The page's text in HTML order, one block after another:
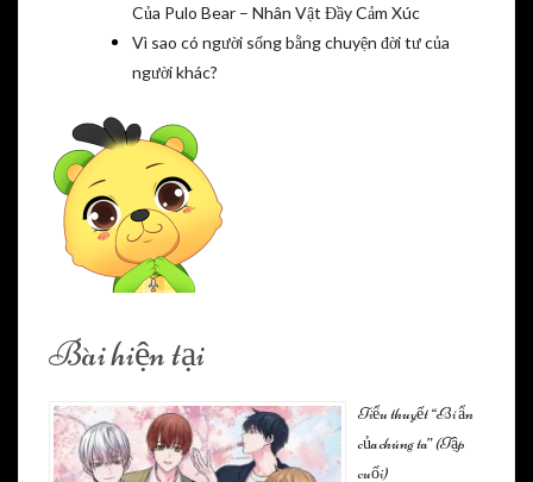
Của Pulo Bear – Nhân Vật Đầy Cảm Xúc
Vì sao có người sống bằng chuyện đời tư của
người khác?
Bài hiện tại
Tiểu thuyết “Bí ẩn
của chúng ta” (Tập
cuối)